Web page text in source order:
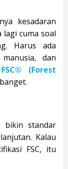
kesadaran
cuma soal
Harus ada
dan
FSC® (Forest
bikin standar
Kalau
FSC, itu